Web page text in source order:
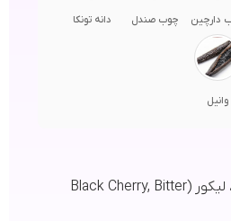
دارچین چوب صندل دانه تونکا
وانیل
گیلاس سیاه، بادام تلخ، لیکور (Black Cherry, Bitter